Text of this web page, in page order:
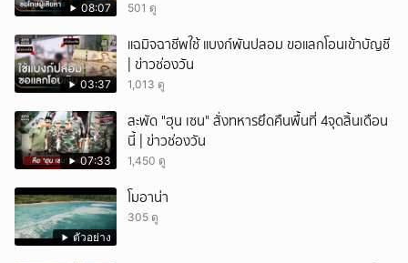
08:07 501 ดู
03:37
แฉมิจฉาชีพใช้ แบงก์พันปลอม ขอแลกโอนเข้าบัญชี
| ข่าวช่องวัน
1,013 ดู
07:33
สะพัด "ฮุน เซน" สั่งทหารยึดคืนพื้นที่ 4จุดสิ้นเดือน
นี้ | ข่าวช่องวัน
1,450 ดู
ตัวอย่าง
โมอาน่า
305 ดู